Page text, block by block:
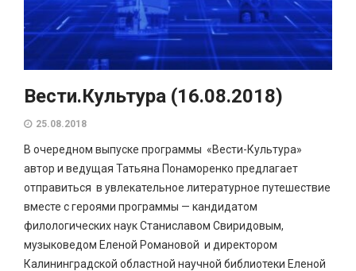
Вести.Культура (16.08.2018)
25.08.2018
В очередном выпуске программы «Вести-Культура»
автор и ведущая Татьяна Понаморенко предлагает
отправиться в увлекательное литературное путешествие
вместе с героями программы — кандидатом
филологических наук Станиславом Свиридовым,
музыковедом Еленой Романовой и директором
Калининградской областной научной библиотеки Еленой